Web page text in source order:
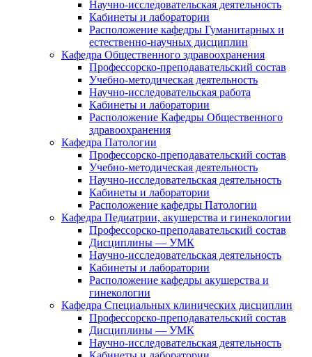
Научно-исследовательская деятельность
Кабинеты и лаборатории
Расположение кафедры Гуманитарных и
естественно-научных дисциплин
Кафедра Общественного здравоохранения
Профессорско-преподавательский состав
Учебно-методическая деятельность
Научно-исследовательская работа
Кабинеты и лаборатории
Расположение Кафедры Общественного
здравоохранения
Кафедра Патологии
Профессорско-преподавательский состав
Учебно-методическая деятельность
Научно-исследовательская деятельность
Кабинеты и лаборатории
Расположение кафедры Патологии
Кафедра Педиатрии, акушерства и гинекологии
Профессорско-преподавательский состав
Дисциплины — УМК
Научно-исследовательская деятельность
Кабинеты и лаборатории
Расположение кафедры акушерства и
гинекологии
Кафедра Специальных клинических дисциплин
Профессорско-преподавательский состав
Дисциплины — УМК
Научно-исследовательская деятельность